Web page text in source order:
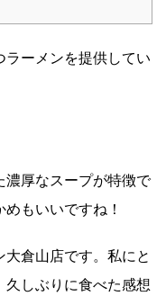
ーメンを提供してい
濃厚なスープが特徴で
もいいですね！
倉山店です。私にと
しぶりに食べた感想